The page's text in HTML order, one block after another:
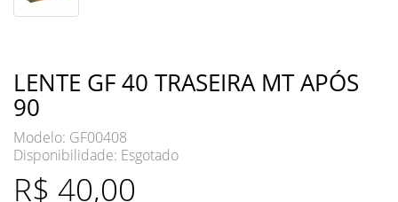
LENTE GF 40 TRASEIRA MT APÓS
90
Modelo: GF00408
Disponibilidade: Esgotado
R$ 40,00